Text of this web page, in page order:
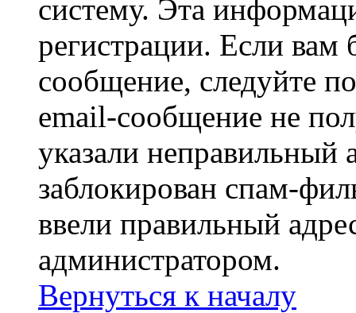
систему. Эта
регистрации. Если
сообщение, следуйте
email-сообщение не
указали неправильный
заблокирован спам-
ввели правильный
администратором.
Вернуться к началу